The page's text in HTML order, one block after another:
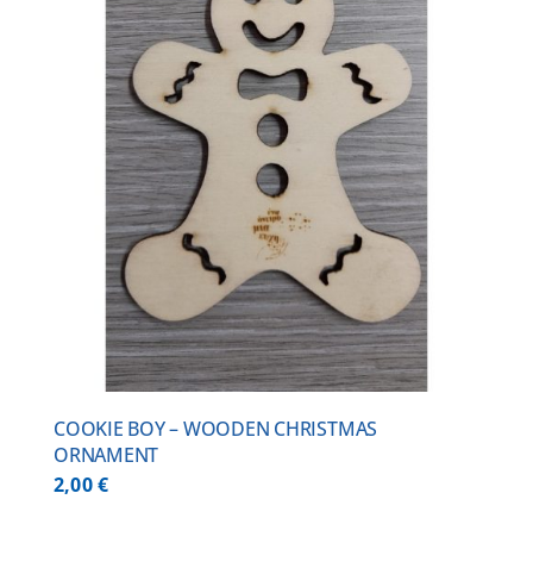
COOKIE BOY – WOODEN CHRISTMAS
ORNAMENT
2,00€